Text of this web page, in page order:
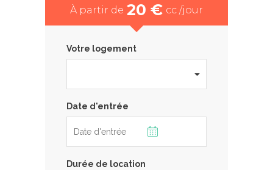
À partir de 20 € cc /jour
Votre logement
Date d'entrée
Durée de location